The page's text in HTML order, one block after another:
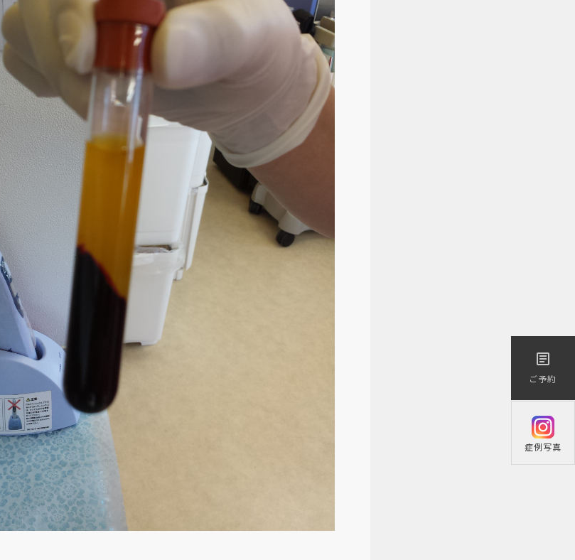
article
ご予約
症例写真
インプラント・口腔外科・セラミック（高度歯科医療／短期治療）
矯正・輪郭形成
虫歯・歯周病・根管治療 他